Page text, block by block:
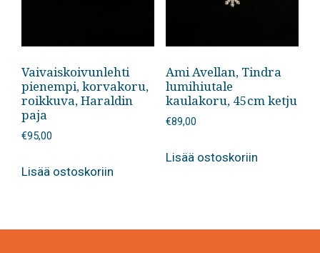
Vaivaiskoivunlehti
pienempi, korvakoru,
roikkuva, Haraldin
paja
€95,00
Lisää ostoskoriin
Ami Avellan, Tindra
lumihiutale
kaulakoru, 45cm ketju
€89,00
Lisää ostoskoriin